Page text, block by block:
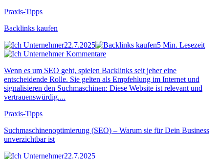
Praxis-Tipps
Backlinks kaufen
22.7.2025
5 Min. Lesezeit
Kommentare
Wenn es um SEO geht, spielen Backlinks seit jeher eine
entscheidende Rolle. Sie gelten als Empfehlung im Internet und
signalisieren den Suchmaschinen: Diese Website ist relevant und
vertrauenswürdig....
Praxis-Tipps
Suchmaschinenoptimierung (SEO) – Warum sie für Dein Business
unverzichtbar ist
22.7.2025